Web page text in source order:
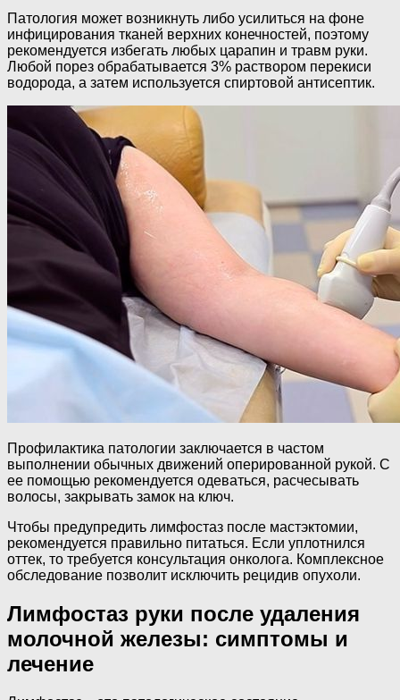
Патология может возникнуть либо усилиться на фоне
инфицирования тканей верхних конечностей, поэтому
рекомендуется избегать любых царапин и травм руки.
Любой порез обрабатывается 3% раствором перекиси
водорода, а затем используется спиртовой антисептик.
Профилактика патологии заключается в частом
выполнении обычных движений оперированной рукой. С
ее помощью рекомендуется одеваться, расчесывать
волосы, закрывать замок на ключ.
Чтобы предупредить лимфостаз после мастэктомии,
рекомендуется правильно питаться. Если уплотнился
оттек, то требуется консультация онколога. Комплексное
обследование позволит исключить рецидив опухоли.
Лимфостаз руки после удаления
молочной железы: симптомы и
лечение